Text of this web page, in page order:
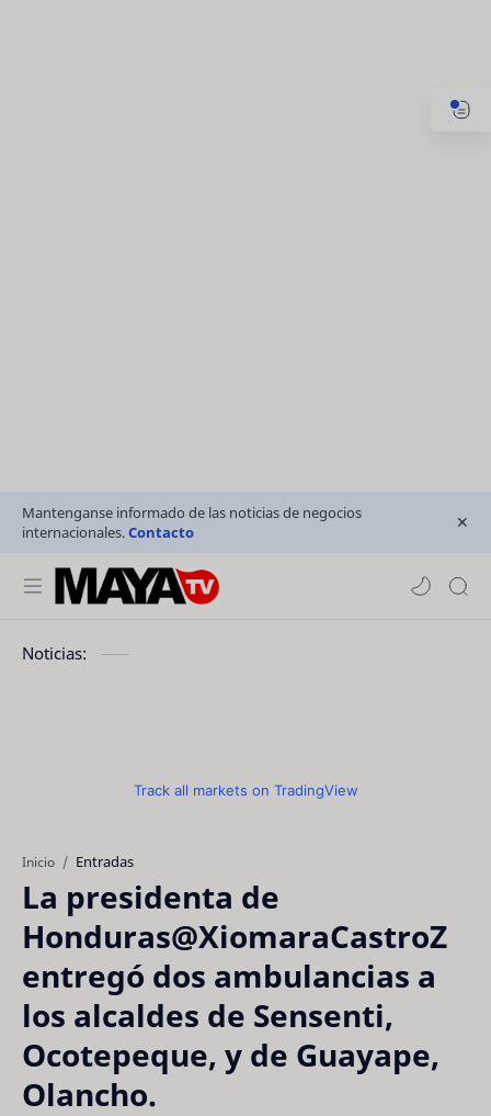
Mantenganse informado de las noticias de negocios
internacionales.Contacto
Noticias:
Track all markets on TradingView
Inicio Entradas
La presidenta de
Honduras@XiomaraCastroZ
entregó dos ambulancias a
los alcaldes de Sensenti,
Ocotepeque, y de Guayape,
Olancho.